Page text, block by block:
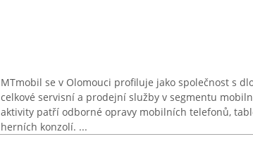
MTmobil se v Olomouci profiluje jako společnost s
celkové servisní a prodejní služby v segmentu
aktivity patří odborné opravy mobilních telefonů,
herních konzolí. ...